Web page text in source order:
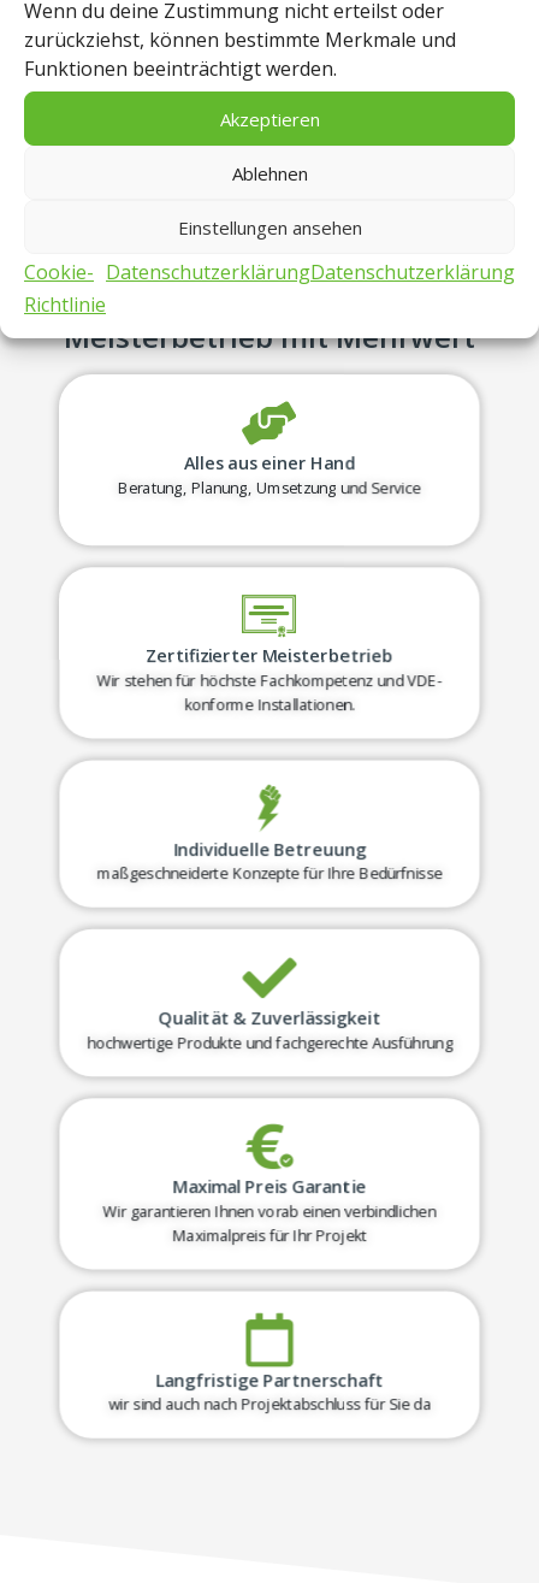
Wenn du deine Zustimmung nicht erteilst oder
zurückziehst, können bestimmte Merkmale und
Funktionen beeinträchtigt werden.
Akzeptieren
Ablehnen
Einstellungen ansehen
Cookie-
Richtlinie
DatenschutzerklärungDatenschutzerklärung
Netzwerktechnik.
Echte Regionalität:Kurze Wege nach
garantieren schnelle Reaktionszeiten.
Warum TOPTEC Elektro? Ihr
Meisterbetrieb mit Mehrwert
Alles aus einer Hand
Beratung, Planung, Umsetzung und Service
Zertifizierter Meisterbetrieb
Wir stehen für höchste Fachkompetenz und VDE-
konforme Installationen.
Individuelle Betreuung
maßgeschneiderte Konzepte für Ihre Bedürfnisse
Qualität & Zuverlässigkeit
hochwertige Produkte und fachgerechte Ausführung
Maximal Preis Garantie
Wir garantieren Ihnen vorab einen verbindlichen
Maximalpreis für Ihr Projekt
Langfristige Partnerschaft
wir sind auch nach Projektabschluss für Sie da